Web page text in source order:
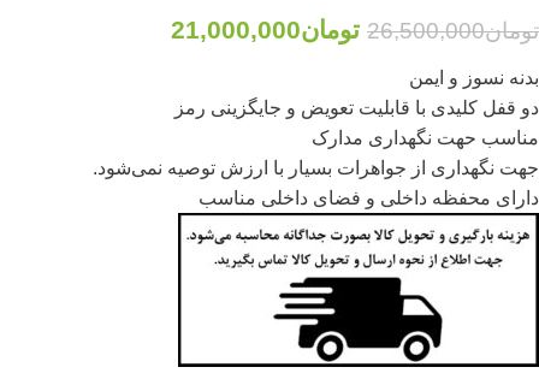
تومان26,500,000 تومان21,000,000
بدنه نسوز و ایمن
دو قفل کلیدی با قابلیت تعویض و جایگزینی رمز
مناسب حهت نگهداری مدارک
جهت نگهداری از جواهرات بسیار با ارزش توصیه نمی‌شود.
دارای محفظه داخلی و فضای داخلی مناسب